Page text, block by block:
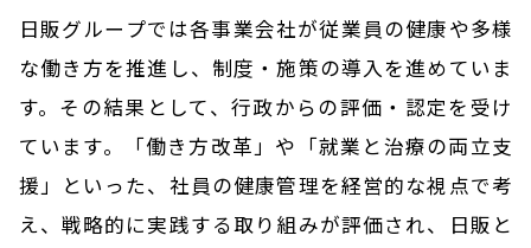
日販グループでは各事業会社が従業員の健康や多様
な働き方を推進し、制度・施策の導入を進めていま
す。その結果として、行政からの評価・認定を受け
ています。「働き方改革」や「就業と治療の両立支
援」といった、社員の健康管理を経営的な視点で考
え、戦略的に実践する取り組みが評価され、日販と